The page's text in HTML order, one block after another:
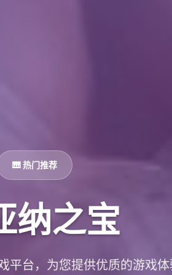
🎹 热门推荐
纳之宝
平台，为您提供优质的游戏